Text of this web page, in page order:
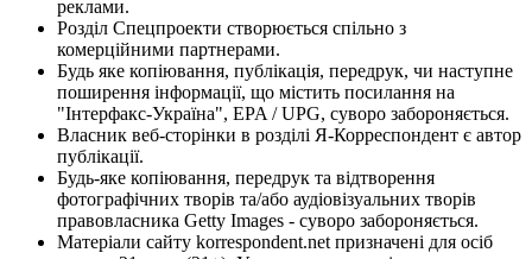
реклами.
Розділ Спецпроекти створюється спільно з
комерційними партнерами.
Будь яке копіювання, публікація, передрук, чи наступне
поширення інформації, що містить посилання на
"Інтерфакс-Україна", EPA / UPG, суворо забороняється.
Власник веб-сторінки в розділі Я-Корреспондент є автор
публікації.
Будь-яке копіювання, передрук та відтворення
фотографічних творів та/або аудіовізуальних творів
правовласника Getty Images - суворо забороняється.
Матеріали сайту korrespondent.net призначені для осіб